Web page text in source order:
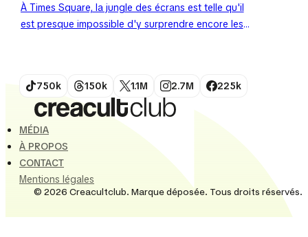
À Times Square, la jungle des écrans est telle qu'il
est presque impossible d'y surprendre encore les
750k 150k 1.1M 2.7M 225k
MÉDIA
À PROPOS
CONTACT
Mentions légales
© 2026 Creacultclub. Marque déposée. Tous droits réservés.